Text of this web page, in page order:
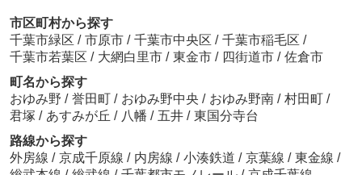
市区町村から探す
千葉市緑区 / 市原市 / 千葉市中央区 / 千葉市稲毛区 /
千葉市若葉区 / 大網白里市 / 東金市 / 四街道市 / 佐倉市
町名から探す
おゆみ野 / 誉田町 / おゆみ野中央 / おゆみ野南 / 村田町 /
君塚 / あすみが丘 / 八幡 / 五井 / 東国分寺台
路線から探す
外房線 / 京成千原線 / 内房線 / 小湊鉄道 / 京葉線 / 東金線 /